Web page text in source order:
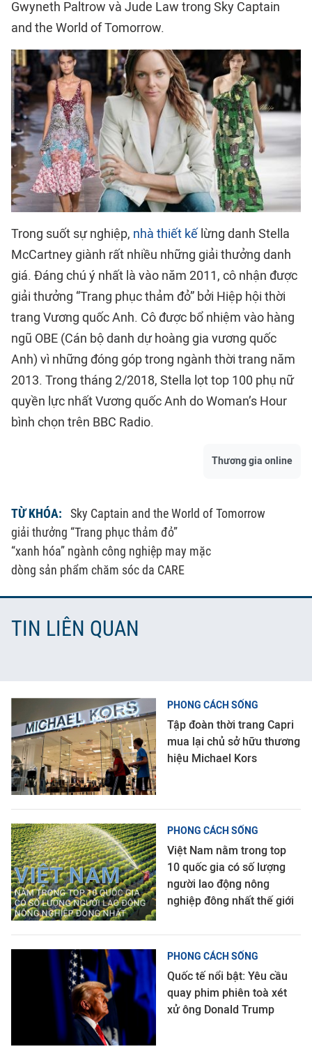
Gwyneth Paltrow và Jude Law trong Sky Captain
and the World of Tomorrow.
Trong suốt sự nghiệp, nhà thiết kế lừng danh Stella
McCartney giành rất nhiều những giải thưởng danh
giá. Đáng chú ý nhất là vào năm 2011, cô nhận được
giải thưởng “Trang phục thảm đỏ” bởi Hiệp hội thời
trang Vương quốc Anh. Cô được bổ nhiệm vào hàng
ngũ OBE (Cán bộ danh dự hoàng gia vương quốc
Anh) vì những đóng góp trong ngành thời trang năm
2013. Trong tháng 2/2018, Stella lọt top 100 phụ nữ
quyền lực nhất Vương quốc Anh do Woman’s Hour
bình chọn trên BBC Radio.
Thương gia online
TỪ KHÓA:
Sky Captain and the World of Tomorrow
giải thưởng “Trang phục thảm đỏ”
“xanh hóa” ngành công nghiệp may mặc
dòng sản phẩm chăm sóc da CARE
TIN LIÊN QUAN
PHONG CÁCH SỐNG
Tập đoàn thời trang Capri
mua lại chủ sở hữu thương
hiệu Michael Kors
PHONG CÁCH SỐNG
Việt Nam nằm trong top
10 quốc gia có số lượng
người lao động nông
nghiệp đông nhất thế giới
PHONG CÁCH SỐNG
Quốc tế nổi bật: Yêu cầu
quay phim phiên toà xét
xử ông Donald Trump